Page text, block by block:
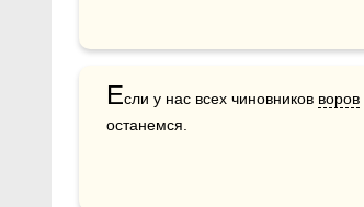
Если у нас всех чиновников воров
останемся.